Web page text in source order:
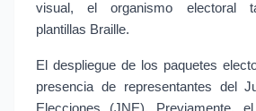
visual, el organismo electoral
plantillas Braille.
El despliegue de los paquetes
presencia de representantes del